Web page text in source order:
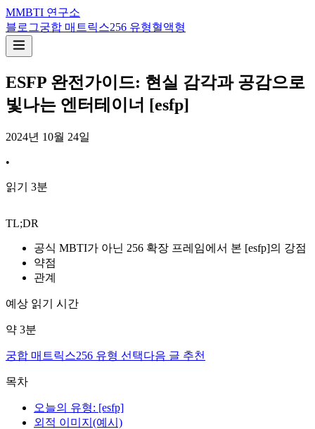
MMBTI 연구소
블로그궁합 매트릭스256 유형혈액형
ESFP 완전가이드: 현실 감각과 공감으로
빛나는 엔터테이너 [esfp]
2024년 10월 24일
•
읽기 3분
TL;DR
공식 MBTI가 아닌 256 확장 프레임에서 본 [esfp]의 강점
약점
관계
예상 읽기 시간
약 3분
궁합 매트릭스256 유형 선택다음 글 추천
목차
오늘의 유형: [esfp]
외적 이미지(예시)